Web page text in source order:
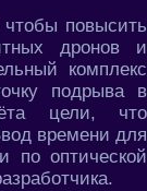
чтобы повысить
дронов и
комплекс
подрыва в
цели, что
времени для
по оптической